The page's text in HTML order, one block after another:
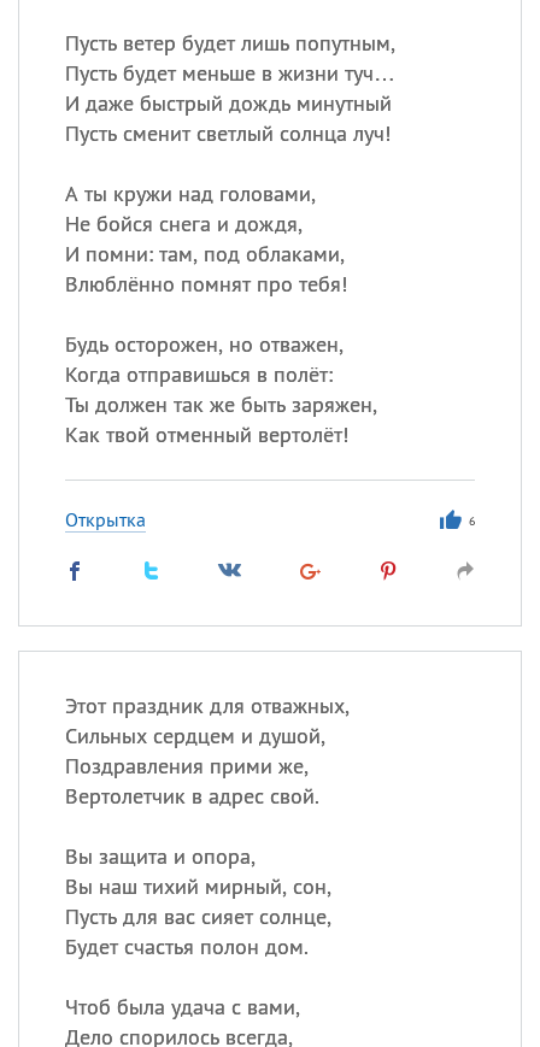
Пусть ветер будет лишь попутным,
Пусть будет меньше в жизни туч…
И даже быстрый дождь минутный
Пусть сменит светлый солнца луч!
А ты кружи над головами,
Не бойся снега и дождя,
И помни: там, под облаками,
Влюблённо помнят про тебя!
Будь осторожен, но отважен,
Когда отправишься в полёт:
Ты должен так же быть заряжен,
Как твой отменный вертолёт!
Открытка 6
Этот праздник для отважных,
Сильных сердцем и душой,
Поздравления прими же,
Вертолетчик в адрес свой.
Вы защита и опора,
Вы наш тихий мирный, сон,
Пусть для вас сияет солнце,
Будет счастья полон дом.
Чтоб была удача с вами,
Дело спорилось всегда,